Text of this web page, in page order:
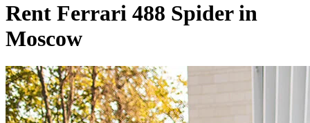
Rent Ferrari 488 Spider in
Moscow